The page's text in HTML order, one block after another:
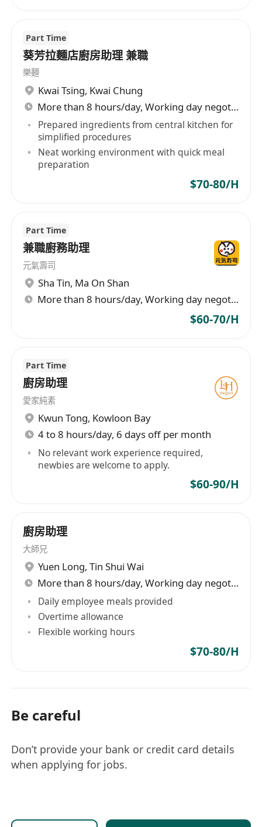
Part Time
葵芳拉麵店廚房助理 兼職
樂麵
Kwai Tsing, Kwai Chung
More than 8 hours/day, Working day negotiable
Prepared ingredients from central kitchen for
simplified procedures
Neat working environment with quick meal
preparation
$70-80/H
Part Time
兼職廚務助理
元氣壽司
Sha Tin, Ma On Shan
More than 8 hours/day, Working day negotiable
$60-70/H
Part Time
廚房助理
愛家純素
Kwun Tong, Kowloon Bay
4 to 8 hours/day, 6 days off per month
No relevant work experience required,
newbies are welcome to apply.
$60-90/H
廚房助理
大師兄
Yuen Long, Tin Shui Wai
More than 8 hours/day, Working day negotiable
Daily employee meals provided
Overtime allowance
Flexible working hours
$70-80/H
Be careful
Don’t provide your bank or credit card details
when applying for jobs.